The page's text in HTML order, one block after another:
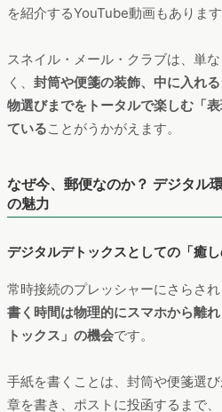
を紹介するYouTube動画もあります
スネイル・メール・クラブは、単
く、 封筒や便箋の装飾、中に入れ
物選びまでをトータルで楽しむ「
ていることがうかがえます。
なぜ今、郵便なのか？ デジタル
の魅力
デジタルデトックスとしての「癒し
常時接続のプレッシャーにさらされ
書く時間は物理的にスマホから離
トックス」の機会です。
手紙を書くことは、封筒や便箋選
章を書き、ポストに投函するまで